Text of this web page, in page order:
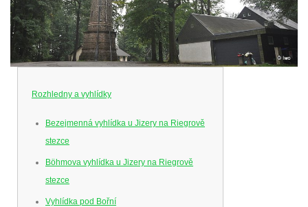
Rozhledny a vyhlídky
Bezejmenná vyhlídka u Jizery na Riegrově
stezce
Böhmova vyhlídka u Jizery na Riegrově
stezce
Vyhlídka pod Bořní